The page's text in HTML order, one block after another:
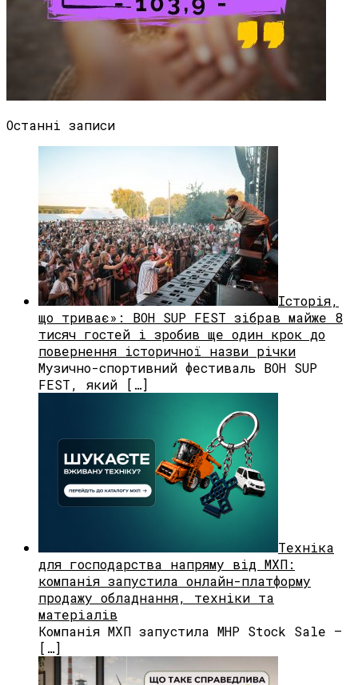
Останні записи
Історія,
що триває»: BOH SUP FEST зібрав майже 8
тисяч гостей і зробив ще один крок до
повернення історичної назви річки
Музично-спортивний фестиваль BOH SUP
FEST, який […]
Техніка
для господарства напряму від МХП:
компанія запустила онлайн-платформу
продажу обладнання, техніки та
матеріалів
Компанія МХП запустила MHP Stock Sale —
[…]